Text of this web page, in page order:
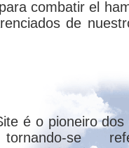
a Ele"
o repouso
em vida,
lançados
ouvirão a
combatir el
de
é o pioneiro dos
se